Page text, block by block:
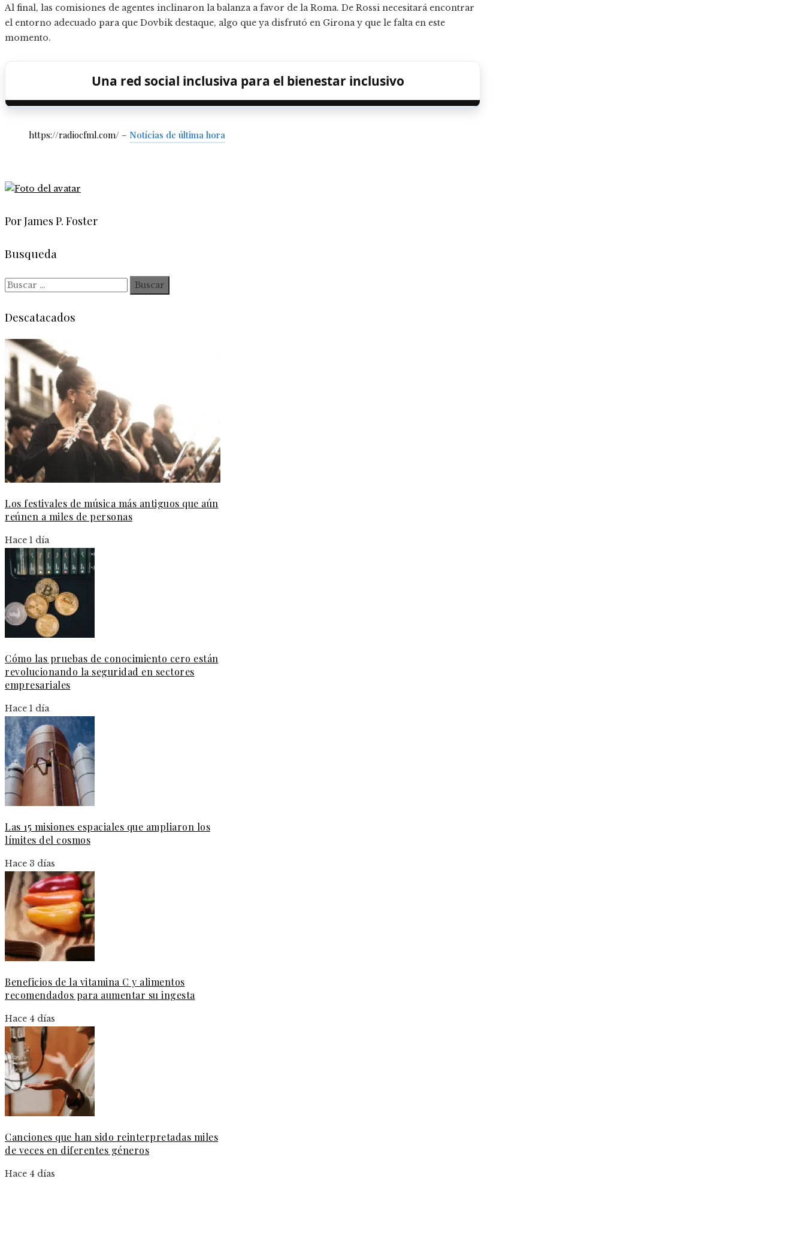
Al final, las comisiones de agentes inclinaron la balanza a favor de la Roma. De Rossi necesitará encontrar
el entorno adecuado para que Dovbik destaque, algo que ya disfrutó en Girona y que le falta en este
momento.
Una red social inclusiva para el bienestar inclusivo
https://radiocfml.com/ – Notícias de última hora
Por James P. Foster
Busqueda
Buscar:
Descatacados
Los festivales de música más antiguos que aún
reúnen a miles de personas
Hace 1 día
Cómo las pruebas de conocimiento cero están
revolucionando la seguridad en sectores
empresariales
Hace 1 día
Las 15 misiones espaciales que ampliaron los
límites del cosmos
Hace 3 días
Beneficios de la vitamina C y alimentos
recomendados para aumentar su ingesta
Hace 4 días
Canciones que han sido reinterpretadas miles
de veces en diferentes géneros
Hace 4 días